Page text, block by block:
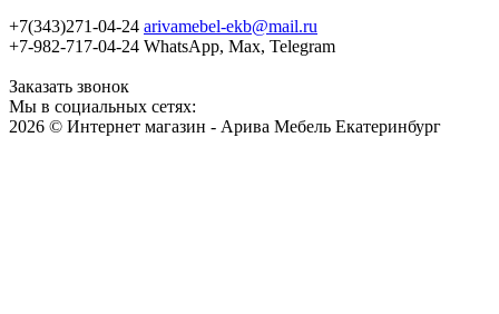
+7(343)271-04-24 arivamebel-ekb@mail.ru
+7-982-717-04-24 WhatsApp, Max, Telegram
Заказать звонок
Мы в социальных сетях:
2026 © Интернет магазин - Арива Мебель Екатеринбург